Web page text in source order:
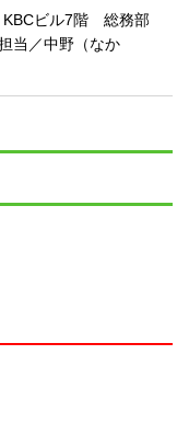
ビル7階 総務部
当／中野（なか